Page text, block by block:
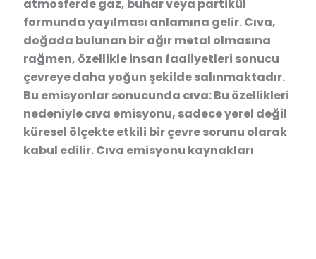
atmosferde gaz, buhar veya partikül
formunda yayılması anlamına gelir. Cıva,
doğada bulunan bir ağır metal olmasına
rağmen, özellikle insan faaliyetleri sonucu
çevreye daha yoğun şekilde salınmaktadır.
Bu emisyonlar sonucunda cıva: Bu özellikleri
nedeniyle cıva emisyonu, sadece yerel değil
küresel ölçekte etkili bir çevre sorunu olarak
kabul edilir. Cıva emisyonu kaynakları